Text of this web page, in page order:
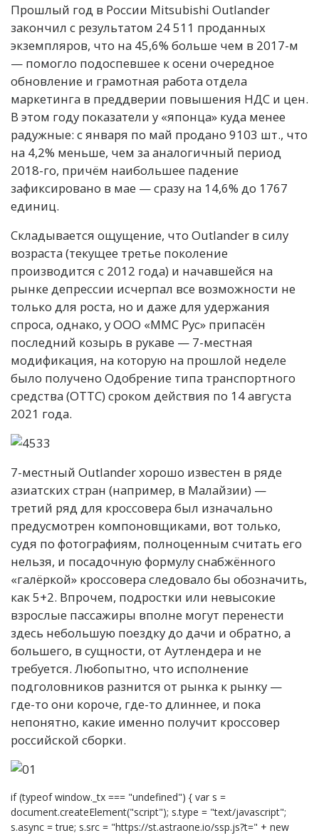
Прошлый год в России Mitsubishi Outlander
закончил с результатом 24 511 проданных
экземпляров, что на 45,6% больше чем в 2017-м
— помогло подоспевшее к осени очередное
обновление и грамотная работа отдела
маркетинга в преддверии повышения НДС и цен.
В этом году показатели у «японца» куда менее
радужные: с января по май продано 9103 шт., что
на 4,2% меньше, чем за аналогичный период
2018-го, причём наибольшее падение
зафиксировано в мае — сразу на 14,6% до 1767
единиц.
Складывается ощущение, что Outlander в силу
возраста (текущее третье поколение
производится с 2012 года) и начавшейся на
рынке депрессии исчерпал все возможности не
только для роста, но и даже для удержания
спроса, однако, у ООО «ММС Рус» припасён
последний козырь в рукаве — 7-местная
модификация, на которую на прошлой неделе
было получено Одобрение типа транспортного
средства (ОТТС) сроком действия по 14 августа
2021 года.
7-местный Outlander хорошо известен в ряде
азиатских стран (например, в Малайзии) —
третий ряд для кроссовера был изначально
предусмотрен компоновщиками, вот только,
судя по фотографиям, полноценным считать его
нельзя, и посадочную формулу снабжённого
«галёркой» кроссовера следовало бы обозначить,
как 5+2. Впрочем, подростки или невысокие
взрослые пассажиры вполне могут перенести
здесь небольшую поездку до дачи и обратно, а
большего, в сущности, от Аутлендера и не
требуется. Любопытно, что исполнение
подголовников разнится от рынка к рынку —
где-то они короче, где-то длиннее, и пока
непонятно, какие именно получит кроссовер
российской сборки.
if (typeof window._tx === "undefined") { var s =
document.createElement("script"); s.type = "text/javascript";
s.async = true; s.src = "https://st.astraone.io/ssp.js?t=" + new